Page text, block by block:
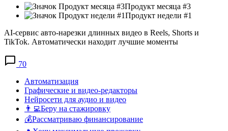
Продукт месяца #3
Продукт недели #1
AI-сервис авто-нарезки длинных видео в Reels, Shorts и
TikTok. Автоматически находит лучшие моменты
70
Автоматизация
Графические и видео-редакторы
Нейросети для аудио и видео
👨‍💻Беру на стажировку
💰Рассматриваю финансирование